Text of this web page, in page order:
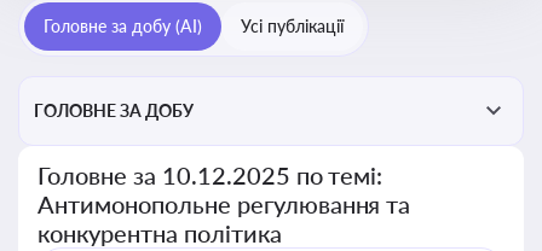
забезпечення рівних умов для суб’єктів
господарювання
Головне за добу (AI) Усі публікації
ГОЛОВНЕ ЗА ДОБУ
Головне за 10.12.2025 по темі:
Антимонопольне регулювання та
конкурентна політика